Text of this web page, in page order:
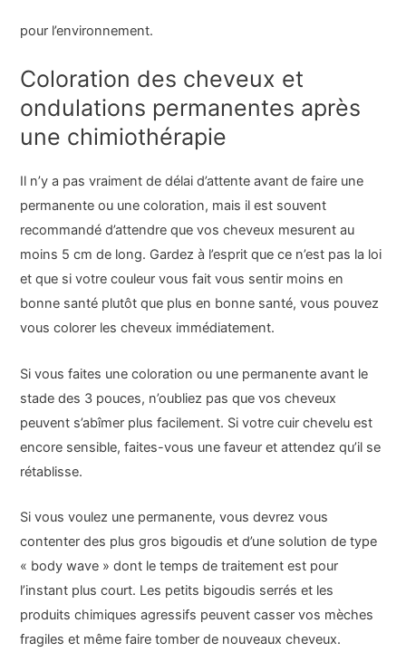
pour l’environnement.
Coloration des cheveux et
ondulations permanentes après
une chimiothérapie
Il n’y a pas vraiment de délai d’attente avant de faire une
permanente ou une coloration, mais il est souvent
recommandé d’attendre que vos cheveux mesurent au
moins 5 cm de long. Gardez à l’esprit que ce n’est pas la loi
et que si votre couleur vous fait vous sentir moins en
bonne santé plutôt que plus en bonne santé, vous pouvez
vous colorer les cheveux immédiatement.
Si vous faites une coloration ou une permanente avant le
stade des 3 pouces, n’oubliez pas que vos cheveux
peuvent s’abîmer plus facilement. Si votre cuir chevelu est
encore sensible, faites-vous une faveur et attendez qu’il se
rétablisse.
Si vous voulez une permanente, vous devrez vous
contenter des plus gros bigoudis et d’une solution de type
« body wave » dont le temps de traitement est pour
l’instant plus court. Les petits bigoudis serrés et les
produits chimiques agressifs peuvent casser vos mèches
fragiles et même faire tomber de nouveaux cheveux.